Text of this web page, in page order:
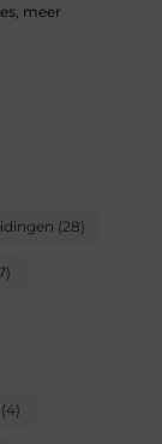
meer
(28)